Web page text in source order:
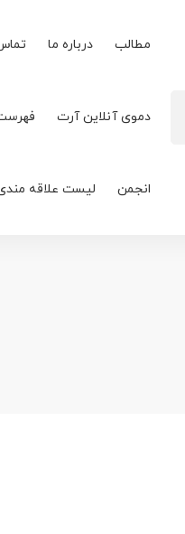
مطالب درباره ما
دموی آنلاین آرت
انجمن لیست علاقه